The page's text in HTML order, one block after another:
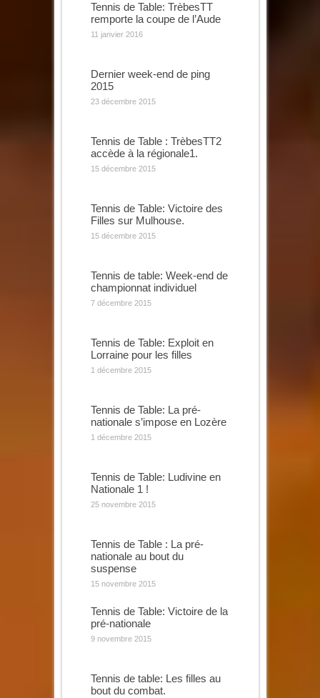
Tennis de Table: TrèbesTT
remporte la coupe de l’Aude
11 janvier 2016
Dernier week-end de ping
2015
23 décembre 2015
Tennis de Table : TrèbesTT2
accède à la régionale1.
15 décembre 2015
Tennis de Table: Victoire des
Filles sur Mulhouse.
15 décembre 2015
Tennis de table: Week-end de
championnat individuel
7 décembre 2015
Tennis de Table: Exploit en
Lorraine pour les filles
1 décembre 2015
Tennis de Table: La pré-
nationale s’impose en Lozère
1 décembre 2015
Tennis de Table: Ludivine en
Nationale 1 !
25 novembre 2015
Tennis de Table : La pré-
nationale au bout du
suspense
15 novembre 2015
Tennis de Table: Victoire de la
pré-nationale
9 novembre 2015
Tennis de table: Les filles au
bout du combat.